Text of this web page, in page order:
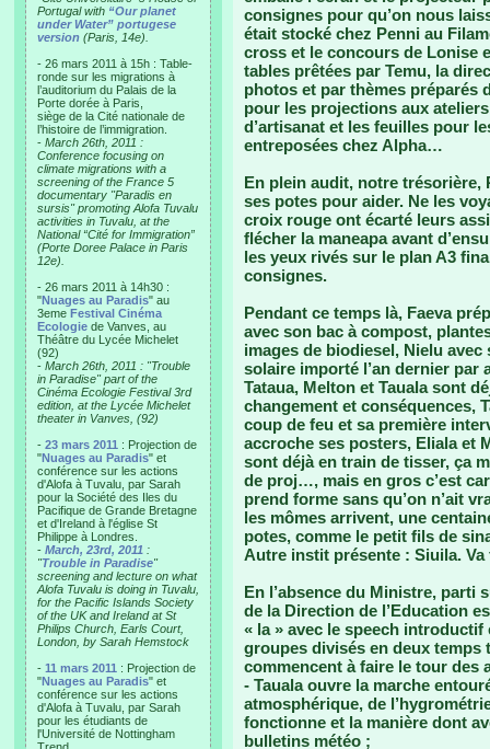
Portugal with “Our planet
under Water” portugese
version (Paris, 14e).
- 26 mars 2011 à 15h : Table-
ronde sur les migrations à
l’auditorium du Palais de la
Porte dorée à Paris,
siège de la Cité nationale de
l’histoire de l’immigration.
- March 26th, 2011 :
Conference focusing on
climate migrations with a
screening of the France 5
documentary "Paradis en
sursis" promoting Alofa Tuvalu
activities in Tuvalu, at the
National “Cité for Immigration”
(Porte Doree Palace in Paris
12e).
- 26 mars 2011 à 14h30 :
"Nuages au Paradis" au
3eme Festival Cinéma
Ecologie de Vanves, au
Théâtre du Lycée Michelet
(92)
- March 26th, 2011 : "Trouble
in Paradise" part of the
Cinéma Ecologie Festival 3rd
edition, at the Lycée Michelet
theater in Vanves, (92)
- 23 mars 2011 : Projection de
"Nuages au Paradis" et
conférence sur les actions
d'Alofa à Tuvalu, par Sarah
pour la Société des Iles du
Pacifique de Grande Bretagne
et d'Ireland à l'église St
Philippe à Londres.
- March, 23rd, 2011 :
"Trouble in Paradise"
screening and lecture on what
Alofa Tuvalu is doing in Tuvalu,
for the Pacific Islands Society
of the UK and Ireland at St
Philips Church, Earls Court,
London, by Sarah Hemstock
- 11 mars 2011 : Projection de
"Nuages au Paradis" et
conférence sur les actions
d'Alofa à Tuvalu, par Sarah
pour les étudiants de
l'Université de Nottingham
consignes pour qu’on nous
était stocké chez Penni au
cross et le concours de Lonise
tables prêtées par Temu, la
photos et par thèmes préparés
pour les projections aux
d’artisanat et les feuilles pour
entreposées chez Alpha…
En plein audit, notre trésorière,
ses potes pour aider. Ne les
croix rouge ont écarté leurs
flécher la maneapa avant
les yeux rivés sur le plan A3
consignes.
Pendant ce temps là, Faeva
avec son bac à compost,
images de biodiesel, Nielu
solaire importé l’an dernier par
Tataua, Melton et Tauala sont
changement et conséquences,
coup de feu et sa première
accroche ses posters, Eliala et
sont déjà en train de tisser, ça
de proj…, mais en gros c’est
prend forme sans qu’on n’ait
les mômes arrivent, une
potes, comme le petit fils de
Autre instit présente : Siuila.
En l’absence du Ministre, parti
de la Direction de l’Education
« la » avec le speech
groupes divisés en deux
commencent à faire le tour des
- Tauala ouvre la marche
atmosphérique, de
fonctionne et la manière dont
bulletins météo ;